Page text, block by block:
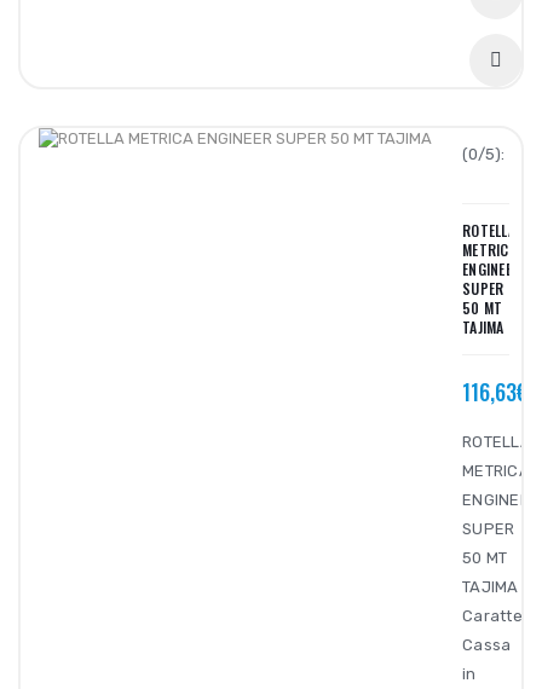
(0/5):
ROTELLA
METRICA
ENGINEER
SUPER
50 MT
TAJIMA
116,63€
ROTELLA
METRICA
ENGINEER
SUPER
50 MT
TAJIMA
Cassa
in